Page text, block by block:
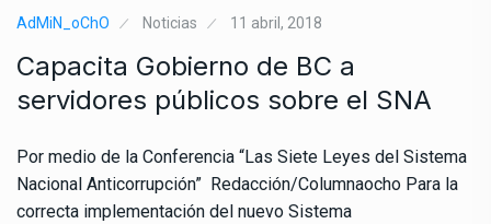
AdMiN_oChO Noticias 11 abril, 2018
Capacita Gobierno de BC a
servidores públicos sobre el SNA
Por medio de la Conferencia “Las Siete Leyes del Sistema
Nacional Anticorrupción” Redacción/Columnaocho Para la
correcta implementación del nuevo Sistema